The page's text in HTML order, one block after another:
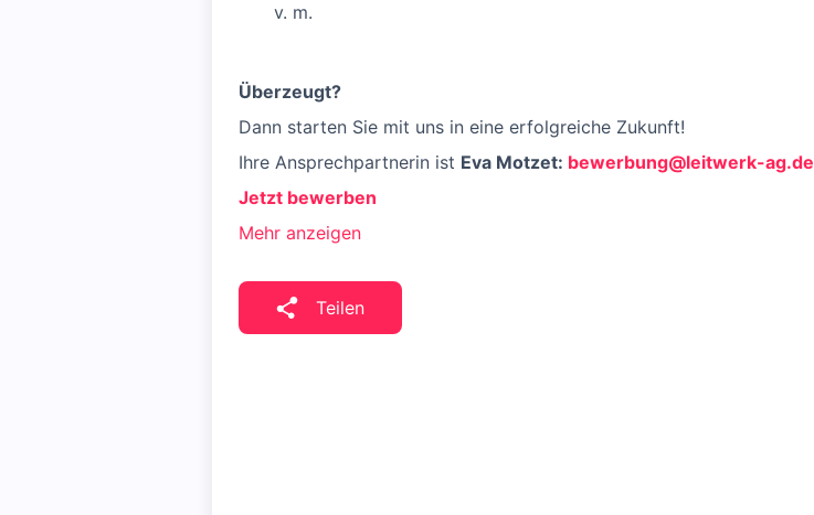
v. m.
Überzeugt?
Dann starten Sie mit uns in eine erfolgreiche Zukunft!
Ihre Ansprechpartnerin ist Eva Motzet: bewerbung@leitwerk-ag.de
Jetzt bewerben
Mehr anzeigen
Teilen